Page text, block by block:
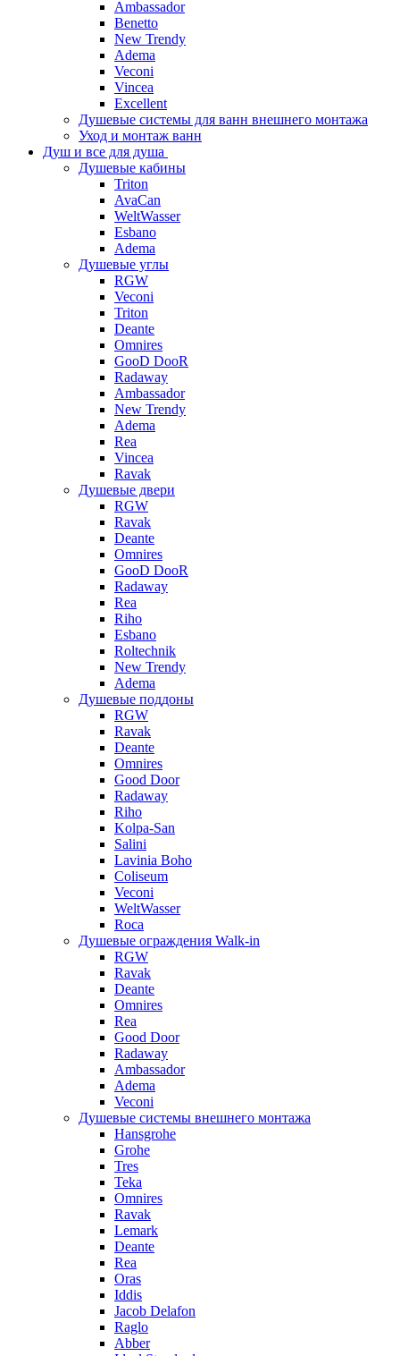
Ambassador
Benetto
New Trendy
Adema
Veconi
Vincea
Excellent
Душевые системы для ванн внешнего монтажа
Уход и монтаж ванн
Душ и все для душа
Душевые кабины
Triton
AvaCan
WeltWasser
Esbano
Adema
Душевые углы
RGW
Veconi
Triton
Deante
Omnires
GooD DooR
Radaway
Ambassador
New Trendy
Adema
Rea
Vincea
Ravak
Душевые двери
RGW
Ravak
Deante
Omnires
GooD DooR
Radaway
Rea
Riho
Esbano
Roltechnik
New Trendy
Adema
Душевые поддоны
RGW
Ravak
Deante
Omnires
Good Door
Radaway
Riho
Kolpa-San
Salini
Lavinia Boho
Coliseum
Veconi
WeltWasser
Roca
Душевые ограждения Walk-in
RGW
Ravak
Deante
Omnires
Rea
Good Door
Radaway
Ambassador
Adema
Veconi
Душевые системы внешнего монтажа
Hansgrohe
Grohe
Tres
Teka
Omnires
Ravak
Lemark
Deante
Rea
Oras
Iddis
Jacob Delafon
Raglo
Abber